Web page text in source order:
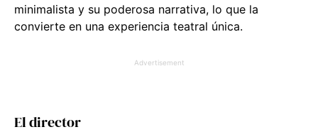
minimalista y su poderosa narrativa, lo que la
convierte en una experiencia teatral única.
Advertisement
El director